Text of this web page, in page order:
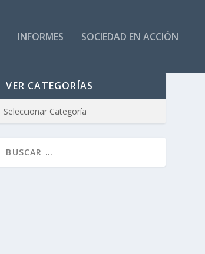
INFORMES SOCIEDAD EN ACCIÓN
VER CATEGORÍAS